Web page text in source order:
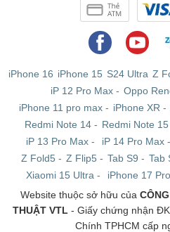
iPhone 16 iPhone 15 S24 Ultra Z
iP 12 Pro Max- Oppo
iPhone 11 pro max- iPhone XR -
Redmi Note 14 - Redmi Note 15
iP 13 Pro Max - iP 14 Pro Max -
Z Fold5 - Z Flip5 - Tab S9 - Tab
Xiaomi 15 Ultra - iPhone 17
Website thuộc sở hữu của
THUẬT VTL - Giấy chứng nhận
Chính TPHCM cấp